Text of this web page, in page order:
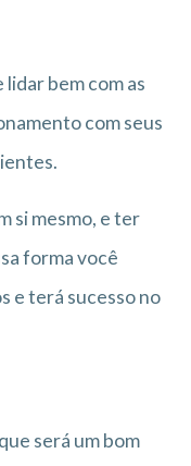
bem com as
com seus
si mesmo, e ter
forma você
e terá sucesso no
será um bom